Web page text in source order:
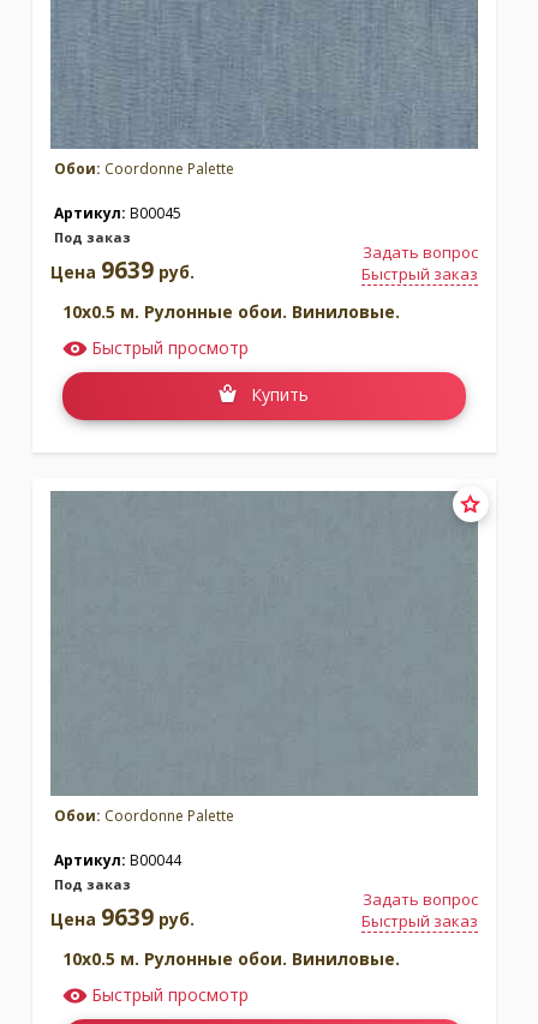
Обои: Coordonne Palette
Артикул: B00045
Под заказ
Задать вопрос
Быстрый заказ
Цена 9639 руб.
10x0.5 м. Рулонные обои. Виниловые.
Быстрый просмотр
Купить
Обои: Coordonne Palette
Артикул: B00044
Под заказ
Задать вопрос
Быстрый заказ
Цена 9639 руб.
10x0.5 м. Рулонные обои. Виниловые.
Быстрый просмотр